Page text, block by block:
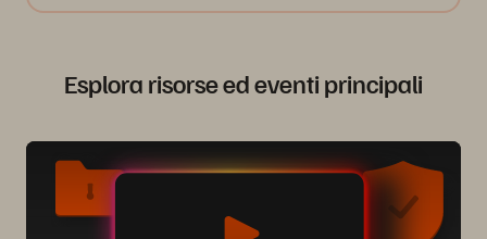
Esplora risorse ed eventi principali